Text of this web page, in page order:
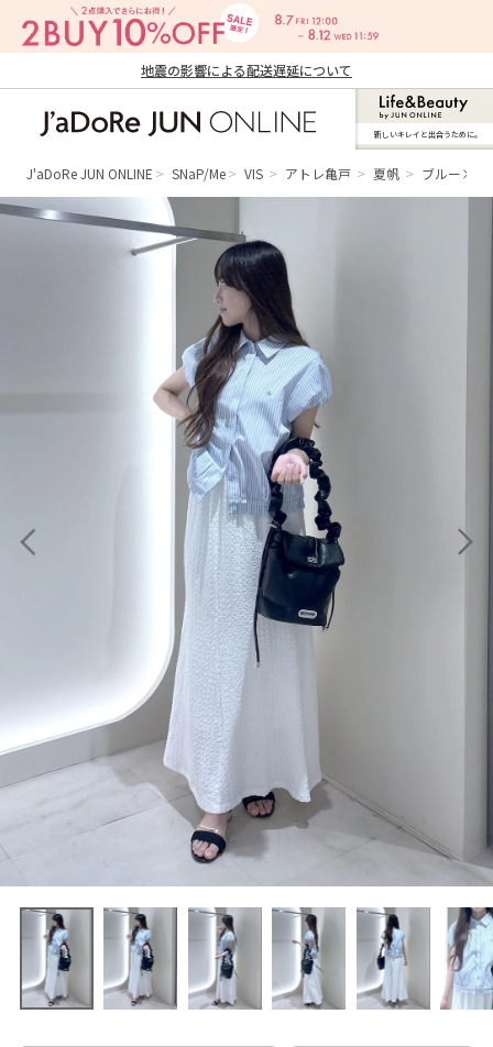
地震の影響による配送遅延について
ン オンライン）
新しいキレイと出合うために。
J'aDoRe JUN ONLINE SNaP/Me VIS アトレ亀戸 夏帆 ブルー×ホ